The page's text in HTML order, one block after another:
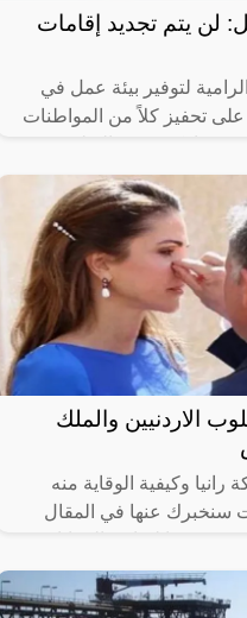
لن يتم تجديد إقامات
لتوفير بيئة عمل في
على تحفيز كلاً من المواطنات
في سوق العمل،
الاردنيين والملك
وكيفية الوقاية منه
سنخبرك عنها في المقال
تصبح خطيرة.